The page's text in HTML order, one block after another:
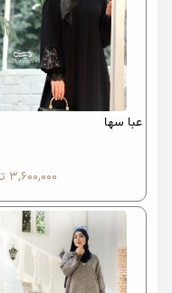
عبا سها
3,600,000 تومان